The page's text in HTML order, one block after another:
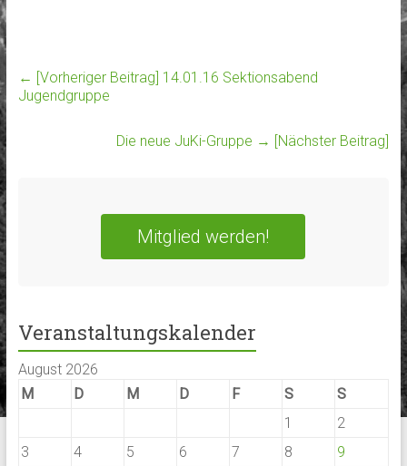
← [Vorheriger Beitrag] 14.01.16 Sektionsabend
Jugendgruppe
Die neue JuKi-Gruppe → [Nächster Beitrag]
Mitglied werden!
Veranstaltungskalender
August 2026
M
D M D F S
S
1
2
3
4 5 6 7 8
9